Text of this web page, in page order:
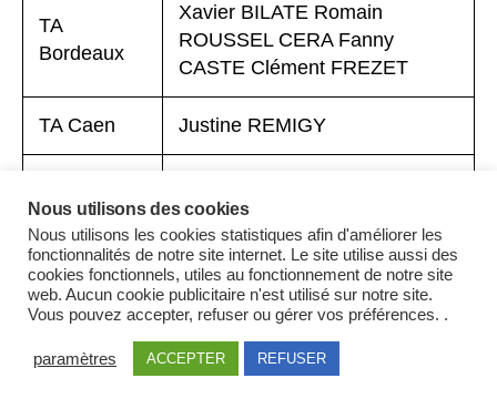
TA
Bordeaux
Xavier BILATE Romain
ROUSSEL CERA Fanny
CASTE Clément FREZET
TA Caen Justine REMIGY
TA Cergy-
Pontoise
GARONA Corinne CHARLERY
Grégoire VILLETTE
TA Châlons-
en-
Champagne
Pierre-Henri MALEYRE
Nous utilisons des cookies
Nous utilisons les cookies statistiques afin d'améliorer les
fonctionnalités de notre site internet. Le site utilise aussi des
cookies fonctionnels, utiles au fonctionnement de notre site
web. Aucun cookie publicitaire n'est utilisé sur notre site.
Vous pouvez accepter, refuser ou gérer vos préférences. .
paramètres ACCEPTER REFUSER